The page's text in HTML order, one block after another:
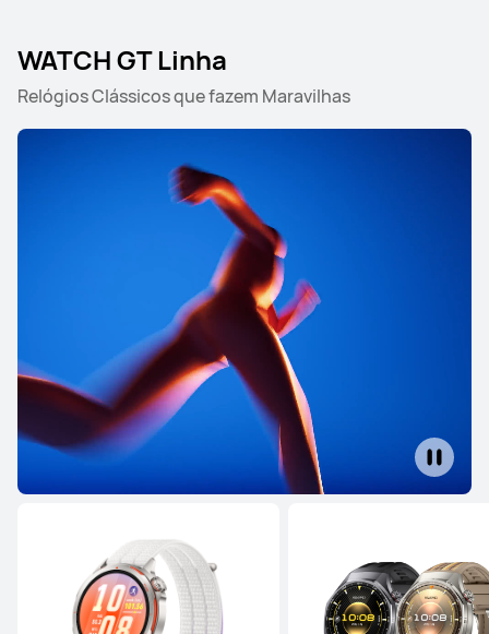
WATCH GT Linha
Relógios Clássicos que fazem Maravilhas
WATCH Ultimate Linha WATCH Linha
WATCH Ultimate Linha
HUAWEI WATCH ULTIMATE DESIGN
Royal Gold Edition
Saiba mais